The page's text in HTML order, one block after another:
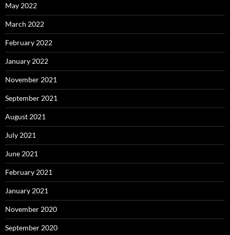
May 2022
March 2022
February 2022
January 2022
November 2021
September 2021
August 2021
July 2021
June 2021
February 2021
January 2021
November 2020
September 2020